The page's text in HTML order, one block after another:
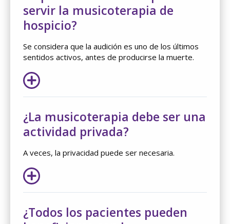
servir la musicoterapia de
hospicio?
Se considera que la audición es uno de los últimos
sentidos activos, antes de producirse la muerte.
¿La musicoterapia debe ser una
actividad privada?
A veces, la privacidad puede ser necesaria.
¿Todos los pacientes pueden